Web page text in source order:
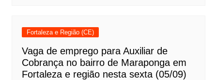
Fortaleza e Região (CE)
Vaga de emprego para Auxiliar de
Cobrança no bairro de Maraponga em
Fortaleza e região nesta sexta (05/09)